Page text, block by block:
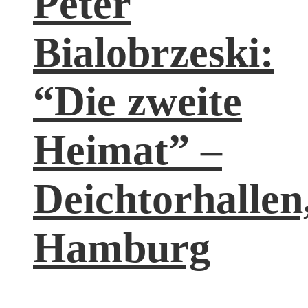
Bialobrzeski:
“Die zweite
Heimat” –
Hamburg